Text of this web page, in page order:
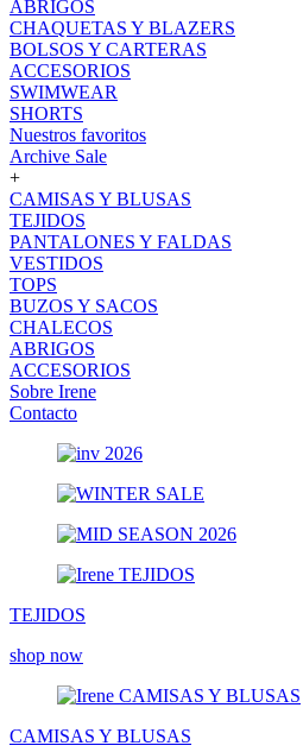
ABRIGOS
CHAQUETAS Y BLAZERS
BOLSOS Y CARTERAS
ACCESORIOS
SWIMWEAR
SHORTS
Nuestros favoritos
Archive Sale
+
CAMISAS Y BLUSAS
TEJIDOS
PANTALONES Y FALDAS
VESTIDOS
TOPS
BUZOS Y SACOS
CHALECOS
ABRIGOS
ACCESORIOS
Sobre Irene
Contacto
TEJIDOS
shop now
CAMISAS Y BLUSAS